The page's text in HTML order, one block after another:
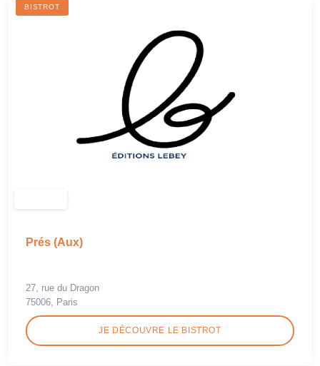
BISTROT
Prés (Aux)
27, rue du Dragon
75006, Paris
JE DÉCOUVRE LE BISTROT